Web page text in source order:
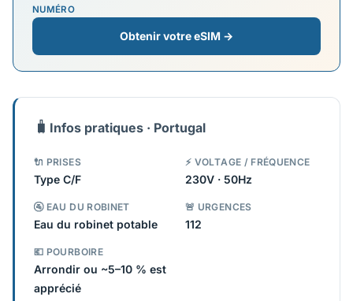
NUMÉRO
Obtenir votre eSIM →
🧳 Infos pratiques · Portugal
🔌 PRISES
Type C/F
⚡ VOLTAGE / FRÉQUENCE
230V · 50Hz
🚰 EAU DU ROBINET
Eau du robinet potable
🚨 URGENCES
112
💶 POURBOIRE
Arrondir ou ~5–10 % est
apprécié